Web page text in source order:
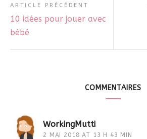
ARTICLE PRÉCÉDENT
10 idées pour jouer avec
bébé
COMMENTAIRES
WorkingMutti
2 MAI 2018 AT 13 H 43 MIN